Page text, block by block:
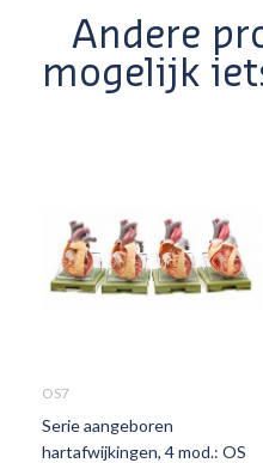
Andere
mogelijk
OS7
Serie aangeboren
hartafwijkingen, 4 mod.: OS